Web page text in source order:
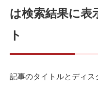
は検索結果に表
ト
記事のタイトルとディス